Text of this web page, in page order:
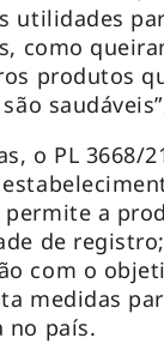
utilidades
como
produtos
o PL 3668/
a
de
com o
medidas
no país.